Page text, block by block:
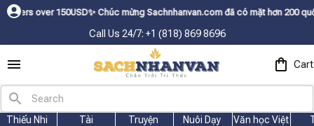
ㅤ✨ Chúc mừng Sachnhanvan.com đã có mặt hơn 200 quốc gia như Mỹ,
Call Us 24/7: +1 (818) 869 8696
Cart
Thiếu Nhi
Tài
Truyện
Nuôi Dạy
Văn học Việt